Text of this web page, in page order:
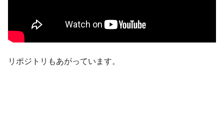
リポジトリもあがっています。